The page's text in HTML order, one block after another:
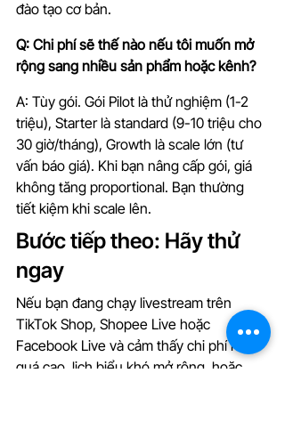
đào tạo cơ bản.
Q: Chi phí sẽ thế nào nếu tôi muốn mở
rộng sang nhiều sản phẩm hoặc kênh?
A: Tùy gói. Gói Pilot là thử nghiệm (1-2
triệu), Starter là standard (9-10 triệu cho
30 giờ/tháng), Growth là scale lớn (tư
vấn báo giá). Khi bạn nâng cấp gói, giá
không tăng proportional. Bạn thường
tiết kiệm khi scale lên.
Bước tiếp theo: Hãy thử
ngay
Nếu bạn đang chạy livestream trên
TikTok Shop, Shopee Live hoặc
Facebook Live và cảm thấy chi phí host
quá cao, lịch biểu khó mở rộng, hoặc